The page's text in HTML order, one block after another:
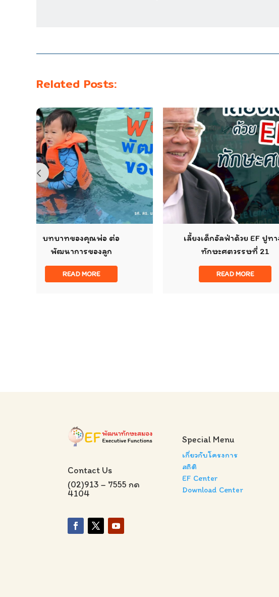
Related Posts:
เลี้ยงเด็กอัลฟ่าด้วย EF ปูทางสู่
ทักษะศตวรรษที่ 21
การเสพติดเป็น
Contact Us
(02)913 – 7555 กด
4104
Special Menu
เกี่ยวกับโครงการ
สถิติ
EF Center
Download Center